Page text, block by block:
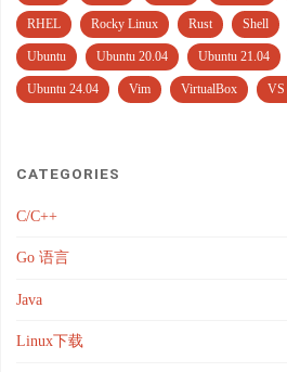
RHEL Rocky Linux Rust Shell
Ubuntu Ubuntu 20.04 Ubuntu 21.04
Ubuntu 24.04 Vim VirtualBox VS
CATEGORIES
C/C++
Go 语言
Java
Linux下载